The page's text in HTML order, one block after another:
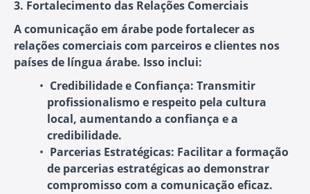
3. Fortalecimento das Relações Comerciais
A comunicação em árabe pode fortalecer as
relações comerciais com parceiros e clientes nos
países de língua árabe. Isso inclui:
Credibilidade e Confiança: Transmitir
profissionalismo e respeito pela cultura
local, aumentando a confiança e a
credibilidade.
Parcerias Estratégicas: Facilitar a formação
de parcerias estratégicas ao demonstrar
compromisso com a comunicação eficaz.